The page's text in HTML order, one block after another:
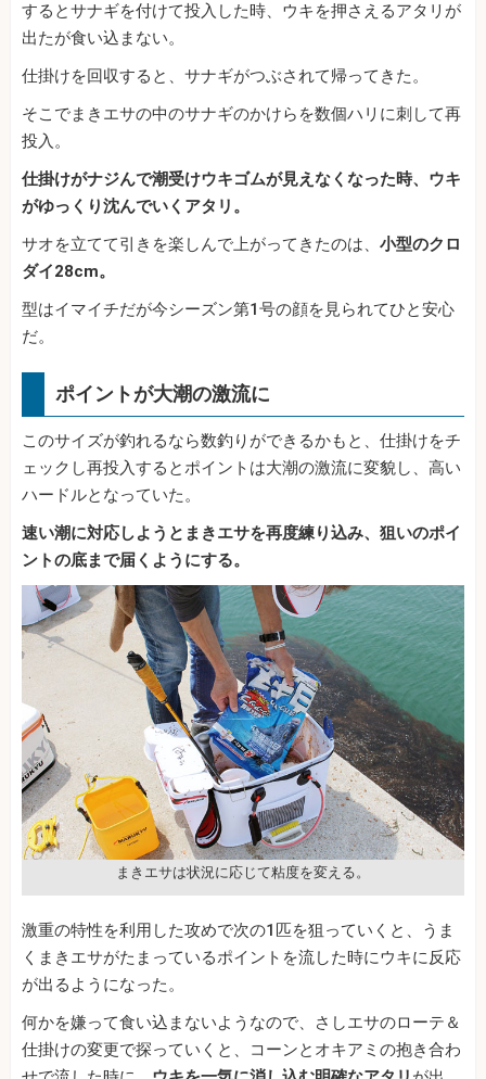
するとサナギを付けて投入した時、ウキを押さえるアタリが
出たが食い込まない。
仕掛けを回収すると、サナギがつぶされて帰ってきた。
そこでまきエサの中のサナギのかけらを数個ハリに刺して再
投入。
仕掛けがナジんで潮受けウキゴムが見えなくなった時、ウキ
がゆっくり沈んでいくアタリ。
サオを立てて引きを楽しんで上がってきたのは、 小型のクロ
ダイ28cm。
型はイマイチだが今シーズン第1号の顔を見られてひと安心
だ。
ポイントが大潮の激流に
このサイズが釣れるなら数釣りができるかもと、仕掛けをチ
ェックし再投入するとポイントは大潮の激流に変貌し、高い
ハードルとなっていた。
速い潮に対応しようとまきエサを再度練り込み、狙いのポイ
ントの底まで届くようにする。
まきエサは状況に応じて粘度を変える。
激重の特性を利用した攻めで次の1匹を狙っていくと、うま
くまきエサがたまっているポイントを流した時にウキに反応
が出るようになった。
何かを嫌って食い込まないようなので、さしエサのローテ＆
仕掛けの変更で探っていくと、コーンとオキアミの抱き合わ